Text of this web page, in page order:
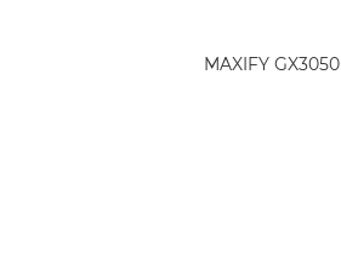
MAXIFY GX3050